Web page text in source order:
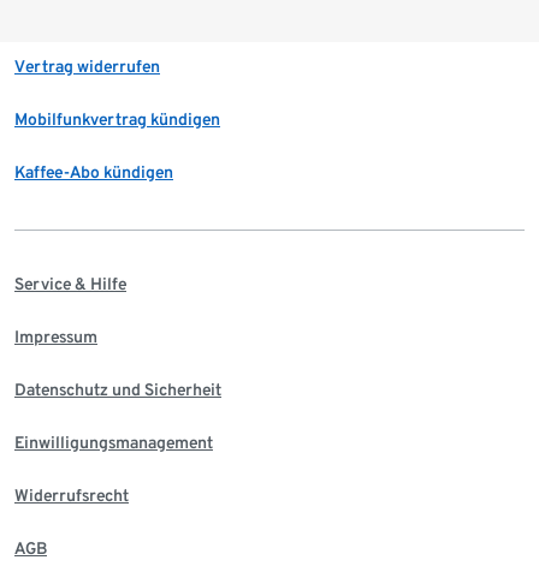
Vertrag widerrufen
Mobilfunkvertrag kündigen
Kaffee-Abo kündigen
Service & Hilfe
Impressum
Datenschutz und Sicherheit
Einwilligungsmanagement
Widerrufsrecht
AGB